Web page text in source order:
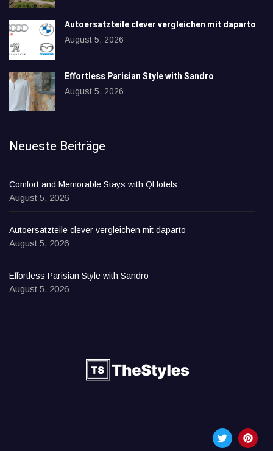
Autoersatzteile clever vergleichen mit daparto
August 5, 2026
Effortless Parisian Style with Sandro
August 5, 2026
Neueste Beiträge
Comfort and Memorable Stays with QHotels
August 5, 2026
Autoersatzteile clever vergleichen mit daparto
August 5, 2026
Effortless Parisian Style with Sandro
August 5, 2026